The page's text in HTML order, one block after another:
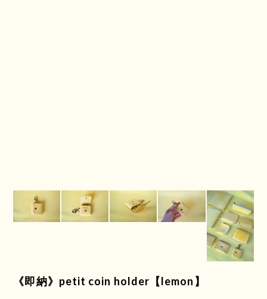
《即納》petit coin holder【lemon】